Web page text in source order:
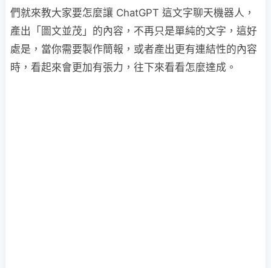
們就來教大家要怎麼讓 ChatGPT 這文字聊天機器人，
產出「圖文並茂」的內容，不再只是單純的文字，這好
處是，當你需要製作簡報，或者產出更有連結性的內容
時，看起來會更加有張力，往下來看看怎麼達成。